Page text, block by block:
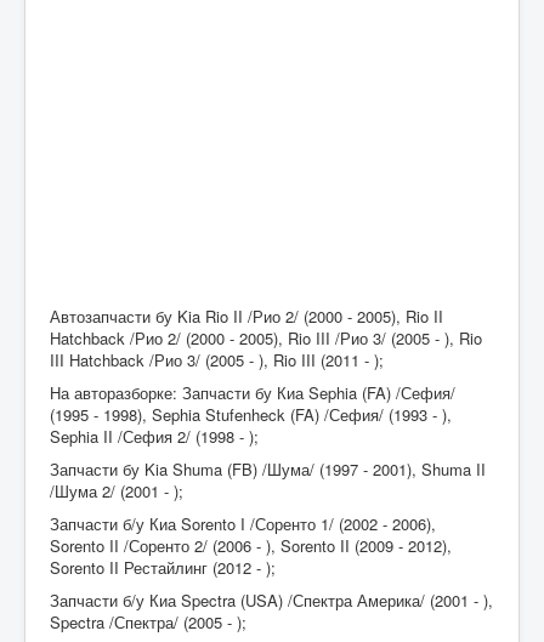
Автозапчасти бу Kia Rio II /Рио 2/ (2000 - 2005), Rio II
Hatchback /Рио 2/ (2000 - 2005), Rio III /Рио 3/ (2005 - ), Rio
III Hatchback /Рио 3/ (2005 - ), Rio III (2011 - );
На авторазборке: Запчасти бу Киа Sephia (FA) /Сефия/
(1995 - 1998), Sephia Stufenheck (FA) /Сефия/ (1993 - ),
Sephia II /Сефия 2/ (1998 - );
Запчасти бу Kia Shuma (FB) /Шума/ (1997 - 2001), Shuma II
/Шума 2/ (2001 - );
Запчасти б/у Киа Sorento I /Соренто 1/ (2002 - 2006),
Sorento II /Соренто 2/ (2006 - ), Sorento II (2009 - 2012),
Sorento II Рестайлинг (2012 - );
Запчасти б/у Киа Spectra (USA) /Спектра Америка/ (2001 - ),
Spectra /Спектра/ (2005 - );